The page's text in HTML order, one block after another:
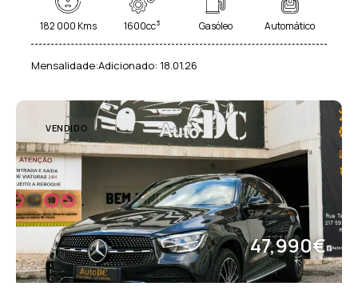
182 000 Kms 1600cc3 Gasóleo Automático
Mensalidade:Adicionado: 18.01.26
VENDIDO
47,990€